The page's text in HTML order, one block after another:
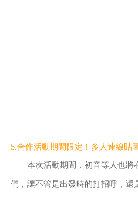
5.合作活動期間限定！多人連線貼
本次活動期間，初音等人也將
們，讓不管是出發時的打招呼，